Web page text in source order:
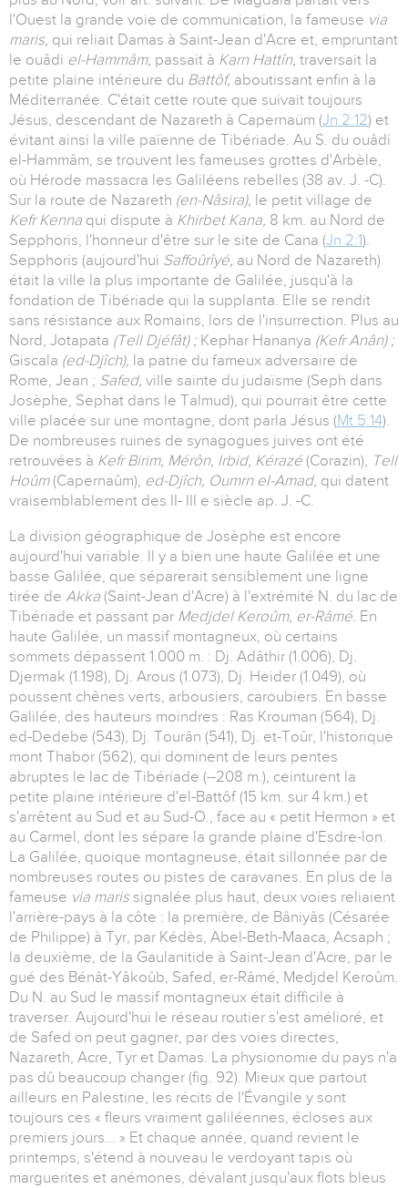
l'Ouest la grande voie de communication, la fameuse via
maris, qui reliait Damas à Saint-Jean d'Acre et, empruntant
le ouâdi el-Hammâm, passait à Karn Hattîn, traversait la
petite plaine intérieure du Battôf, aboutissant enfin à la
Méditerranée. C'était cette route que suivait toujours
Jésus, descendant de Nazareth à Capernaüm (Jn 2:12) et
évitant ainsi la ville païenne de Tibériade. Au S. du ouâdi
el-Hammâm, se trouvent les fameuses grottes d'Arbèle,
où Hérode massacra les Galiléens rebelles (38 av. J. -C).
Sur la route de Nazareth (en-Nâsira), le petit village de
Kefr Kenna qui dispute à Khirbet Kana, 8 km. au Nord de
Sepphoris, l'honneur d'être sur le site de Cana (Jn 2:1).
Sepphoris (aujourd'hui Saffoûrîyé, au Nord de Nazareth)
était la ville la plus importante de Galilée, jusqu'à la
fondation de Tibériade qui la supplanta. Elle se rendit
sans résistance aux Romains, lors de l'insurrection. Plus au
Nord, Jotapata (Tell Djéfât) ; Kephar Hananya (Kefr Anân) ;
Giscala (ed-Djîch), la patrie du fameux adversaire de
Rome, Jean ; Safed, ville sainte du judaïsme (Seph dans
Josèphe, Sephat dans le Talmud), qui pourrait être cette
ville placée sur une montagne, dont parla Jésus (Mt 5:14).
De nombreuses ruines de synagogues juives ont été
retrouvées à Kefr Birim, Mérôn, Irbid, Kérazé (Corazin), Tell
Hoûm (Capernaûm), ed-Djîch, Oumrn el-Amad, qui datent
vraisemblablement des II- III e siècle ap. J. -C.
La division géographique de Josèphe est encore
aujourd'hui variable. Il y a bien une haute Galilée et une
basse Galilée, que séparerait sensiblement une ligne
tirée de Akka (Saint-Jean d'Acre) à l'extrémité N. du lac de
Tibériade et passant par Medjdel Keroûm, er-Râmé. En
haute Galilée, un massif montagneux, où certains
sommets dépassent 1.000 m. : Dj. Adâthir (1.006), Dj.
Djermak (1.198), Dj. Arous (1.073), Dj. Heider (1.049), où
poussent chênes verts, arbousiers, caroubiers. En basse
Galilée, des hauteurs moindres : Ras Krouman (564), Dj.
ed-Dedebe (543), Dj. Tourân (541), Dj. et-Toûr, l'historique
mont Thabor (562), qui dominent de leurs pentes
abruptes le lac de Tibériade (--208 m.), ceinturent la
petite plaine intérieure d'el-Battôf (15 km. sur 4 km.) et
s'arrêtent au Sud et au Sud-O., face au « petit Hermon » et
au Carmel, dont les sépare la grande plaine d'Esdre-lon.
La Galilée, quoique montagneuse, était sillonnée par de
nombreuses routes ou pistes de caravanes. En plus de la
fameuse via maris signalée plus haut, deux voies reliaient
l'arrière-pays à la côte : la première, de Bâniyâs (Césarée
de Philippe) à Tyr, par Kédès, Abel-Beth-Maaca, Acsaph ;
la deuxième, de la Gaulanitide à Saint-Jean d'Acre, par le
gué des Bénât-Yâkoûb, Safed, er-Râmé, Medjdel Keroûm.
Du N. au Sud le massif montagneux était difficile à
traverser. Aujourd'hui le réseau routier s'est amélioré, et
de Safed on peut gagner, par des voies directes,
Nazareth, Acre, Tyr et Damas. La physionomie du pays n'a
pas dû beaucoup changer (fig. 92). Mieux que partout
ailleurs en Palestine, les récits de l'Évangile y sont
toujours ces « fleurs vraiment galiléennes, écloses aux
premiers jours... » Et chaque année, quand revient le
printemps, s'étend à nouveau le verdoyant tapis où
marguerites et anémones, dévalant jusqu'aux flots bleus